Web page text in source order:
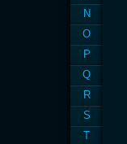
N
O
P
Q
R
S
T